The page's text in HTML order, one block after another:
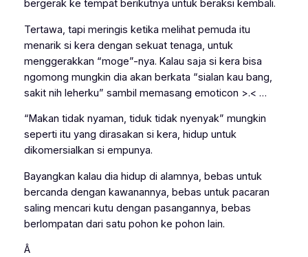
bergerak ke tempat berikutnya untuk beraksi kembali.
Tertawa, tapi meringis ketika melihat pemuda itu
menarik si kera dengan sekuat tenaga, untuk
menggerakkan “moge”-nya. Kalau saja si kera bisa
ngomong mungkin dia akan berkata “sialan kau bang,
sakit nih leherku” sambil memasang emoticon >.< …
“Makan tidak nyaman, tiduk tidak nyenyak” mungkin
seperti itu yang dirasakan si kera, hidup untuk
dikomersialkan si empunya.
Bayangkan kalau dia hidup di alamnya, bebas untuk
bercanda dengan kawanannya, bebas untuk pacaran
saling mencari kutu dengan pasangannya, bebas
berlompatan dari satu pohon ke pohon lain.
Â